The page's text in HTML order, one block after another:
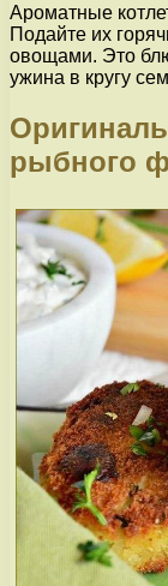
Ароматные
Подайте их
овощами. Это
ужина в кругу
рыбного